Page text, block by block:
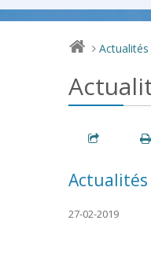
> Actualités
Actualités
27-02-2019